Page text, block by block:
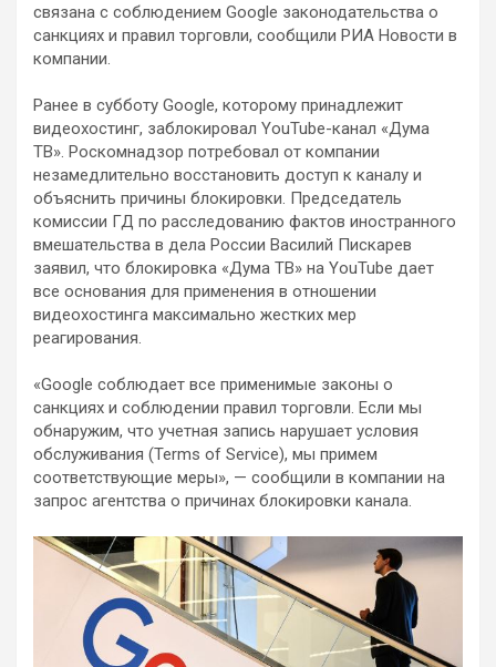
связана с соблюдением Google законодательства о
санкциях и правил торговли, сообщили РИА Новости в
компании.
Ранее в субботу Google, которому принадлежит
видеохостинг, заблокировал YouTube-канал «Дума
ТВ». Роскомнадзор потребовал от компании
незамедлительно восстановить доступ к каналу и
объяснить причины блокировки. Председатель
комиссии ГД по расследованию фактов иностранного
вмешательства в дела России Василий Пискарев
заявил, что блокировка «Дума ТВ» на YouTube дает
все основания для применения в отношении
видеохостинга максимально жестких мер
реагирования.
«Google соблюдает все применимые законы о
санкциях и соблюдении правил торговли. Если мы
обнаружим, что учетная запись нарушает условия
обслуживания (Terms of Service), мы примем
соответствующие меры», — сообщили в компании на
запрос агентства о причинах блокировки канала.